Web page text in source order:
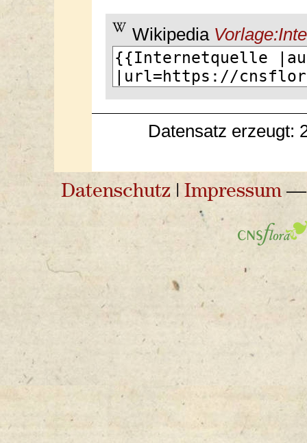
Wikipedia
Datensatz erzeugt:
Datenschutz| Impressum—